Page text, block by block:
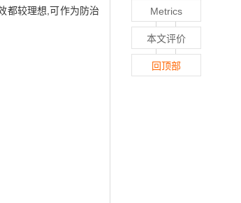
都较理想,可作为防治
Metrics
本文评价
回顶部